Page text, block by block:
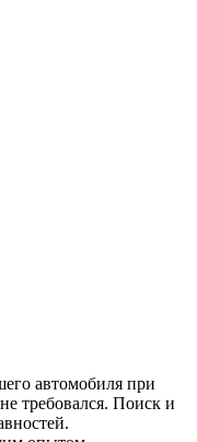
автомобиля при
требовался. Поиск и